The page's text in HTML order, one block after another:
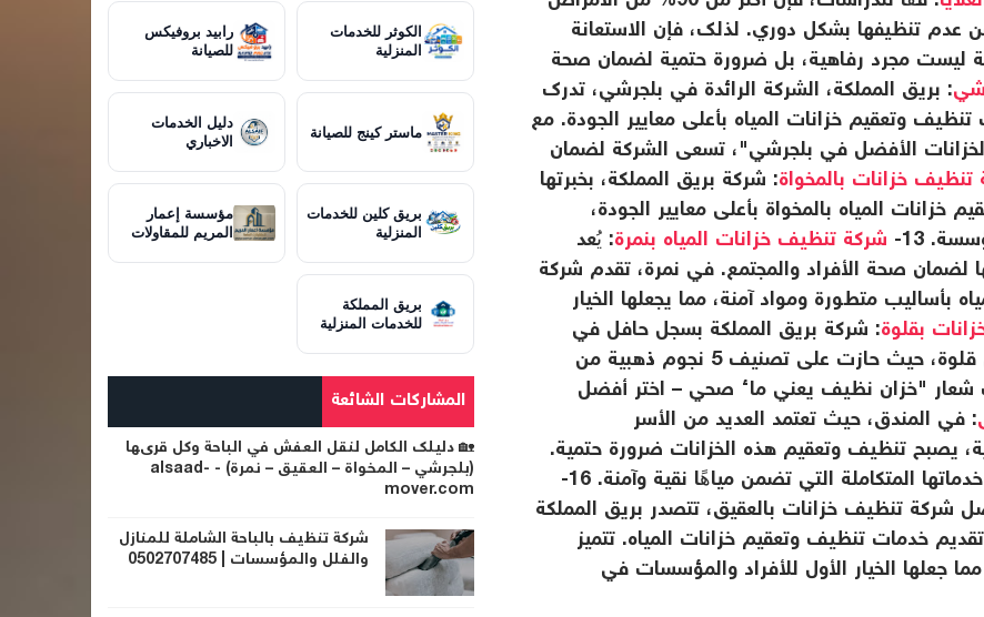
عن عدم تنظيفها بشكل دوري. لذلك، فإن الاستعانة
ليست مجرد رفاهية، بل ضرورة حتمية لضمان صحة
: بريق المملكة، الشركة الرائدة في بلجرشي، تدرك
وتعقيم خزانات المياه بأعلى معايير الجودة. مع
الأفضل في بلجرشي"، تسعى الشركة لضمان
تنظيف خزانات بالمخواة: شركة بريق المملكة، بخبرتها
وتعقيم خزانات المياه بالمخواة بأعلى معايير الجودة،
13-
شركة تنظيف خزانات المياه بنمرة: يُعد
صحة الأفراد والمجتمع. في نمرة، تقدم شركة
بأساليب متطورة ومواد آمنة، مما يجعلها الخيار
بقلوة: شركة بريق المملكة بسجل حافل في
تقديم خدمات تنظيف وتعقيم خزانات المياه في قلوة، حيث حازت على تصنيف 5 نجوم ذهبية من
تحت شعار "خزان نظيف يعني ماء صحي – اختر أفضل
: في المندق، حيث تعتمد العديد من الأسر
يصبح تنظيف وتعقيم هذه الخزانات ضرورة حتمية.
المتكاملة التي تضمن مياهًا نقية وآمنة. 16-
شركة تنظيف خزانات بالعقيق، تتصدر بريق المملكة
التي تزيد عن 15 عامًا في تقديم خدمات تنظيف وتعقيم خزانات المياه. تتميز
مما جعلها الخيار الأول للأفراد والمؤسسات في
الكوثر للخدمات
المنزلية
رابيد بروفيكس
للصيانة
ماستر كينج للصيانة
دليل الخدمات
الاخباري
بريق كلين للخدمات
المنزلية
مؤسسة إعمار
المريم للمقاولات
بريق المملكة
للخدمات المنزلية
المشاركات الشائعة
🏡 دليلك الكامل لنقل العفش في الباحة وكل قرىها
(بلجرشي – المخواة – العقيق – نمرة) - alsaad-
mover.com
شركة تنظيف بالباحة الشاملة للمنازل
والفلل والمؤسسات | 0502707485